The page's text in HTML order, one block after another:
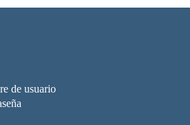
de usuario